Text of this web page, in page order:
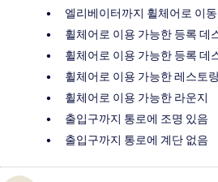
엘리베이터까지 휠체어로 이
휠체어로 이용 가능한 등록 데
휠체어로 이용 가능한 등록 데
휠체어로 이용 가능한 레스토
휠체어로 이용 가능한 라운지
출입구까지 통로에 조명 있음
출입구까지 통로에 계단 없음